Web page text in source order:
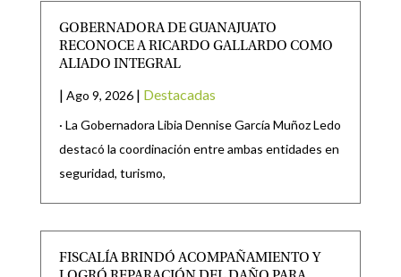
GOBERNADORA DE GUANAJUATO
RECONOCE A RICARDO GALLARDO COMO
ALIADO INTEGRAL
| Ago 9, 2026 | Destacadas
· La Gobernadora Libia Dennise García Muñoz Ledo
destacó la coordinación entre ambas entidades en
seguridad, turismo,
FISCALÍA BRINDÓ ACOMPAÑAMIENTO Y